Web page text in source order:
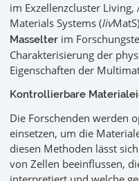
im Exzellenzcluster
Materials Systems (liv
Masselter im
Charakterisierung der
Eigenschaften der
Kontrollierbare
Die Forschenden werden
einsetzen, um die
diesen Methoden lässt
von Zellen beeinflussen,